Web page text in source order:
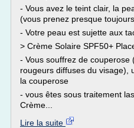
- Vous avez le teint clair, la
(vous prenez presque
- Votre peau est sujette aux
> Crème Solaire SPF50+
- Vous souffrez de
rougeurs diffuses du visage),
la couperose
- vous êtes sous traitement
Crème...
Lire la suite